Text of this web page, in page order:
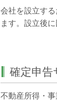
会社を設立す
ます。設立後
確定申告
不動産所得・